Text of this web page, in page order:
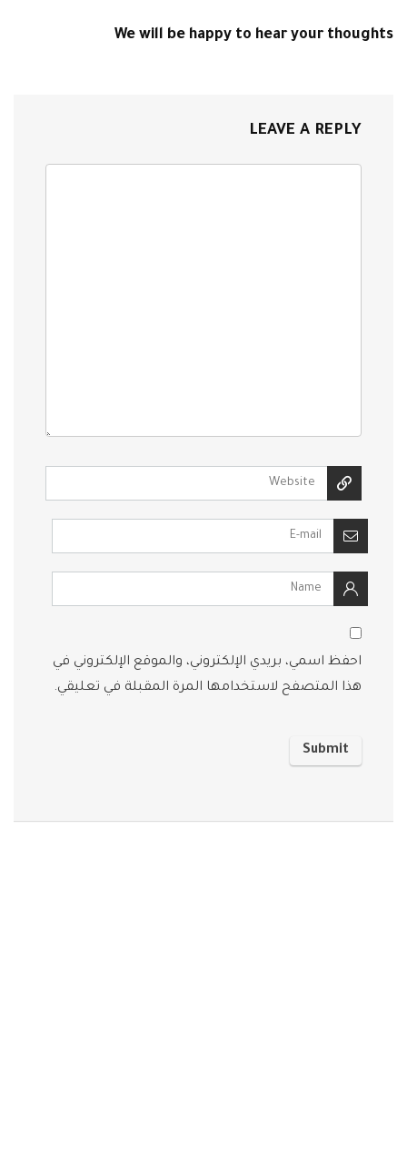
We will be happy to hear your thoughts
LEAVE A REPLY
احفظ اسمي، بريدي الإلكتروني، والموقع الإلكتروني في
هذا المتصفح لاستخدامها المرة المقبلة في تعليقي.